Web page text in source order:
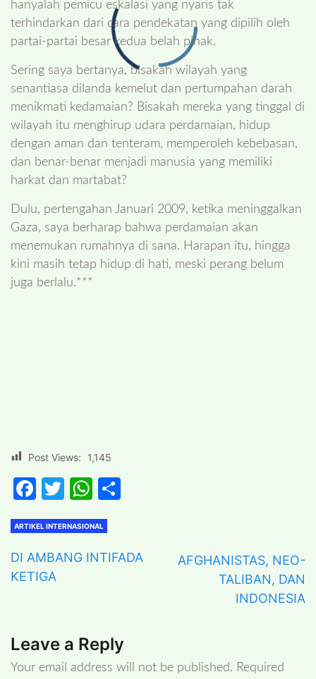
hanyalah pemicu eskalasi yang nyaris tak
terhindarkan dari cara pendekatan yang dipilih oleh
partai-partai besar kedua belah pihak.
Sering saya bertanya, bisakah wilayah yang
senantiasa dilanda kemelut dan pertumpahan darah
menikmati kedamaian? Bisakah mereka yang tinggal di
wilayah itu menghirup udara perdamaian, hidup
dengan aman dan tenteram, memperoleh kebebasan,
dan benar-benar menjadi manusia yang memiliki
harkat dan martabat?
Dulu, pertengahan Januari 2009, ketika meninggalkan
Gaza, saya berharap bahwa perdamaian akan
menemukan rumahnya di sana. Harapan itu, hingga
kini masih tetap hidup di hati, meski perang belum
juga berlalu.***
Post Views: 1,145
Facebook
TwitterWhatsApp
ARTIKEL INTERNASIONAL
DI AMBANG INTIFADA
KETIGA
AFGHANISTAS, NEO-
TALIBAN, DAN
INDONESIA
Leave a Reply
Your email address will not be published. Required